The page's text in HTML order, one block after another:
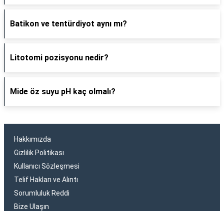
Batikon ve tentürdiyot aynı mı?
Litotomi pozisyonu nedir?
Mide öz suyu pH kaç olmalı?
Hakkımızda
Gizlilik Politikası
Kullanıcı Sözleşmesi
Telif Hakları ve Alıntı
Sorumluluk Reddi
Bize Ulaşın